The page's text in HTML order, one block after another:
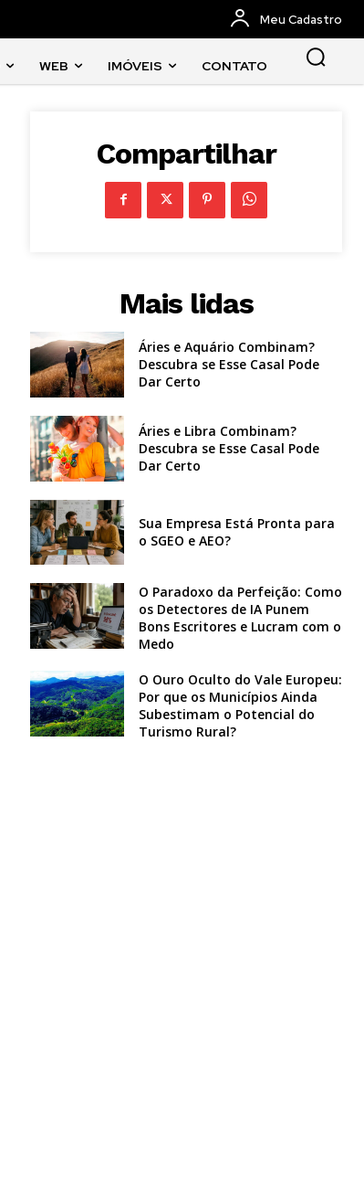
Meu Cadastro
WEB IMÓVEIS CONTATO
Compartilhar
Mais lidas
Áries e Aquário Combinam?
Descubra se Esse Casal Pode
Dar Certo
Áries e Libra Combinam?
Descubra se Esse Casal Pode
Dar Certo
Sua Empresa Está Pronta para
o SGEO e AEO?
O Paradoxo da Perfeição: Como
os Detectores de IA Punem
Bons Escritores e Lucram com o
Medo
O Ouro Oculto do Vale Europeu:
Por que os Municípios Ainda
Subestimam o Potencial do
Turismo Rural?